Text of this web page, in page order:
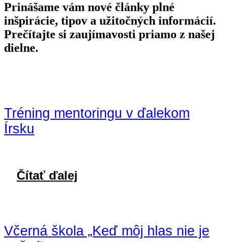
Prinášame vám nové články plné
inšpirácie, tipov a užitočných informácií.
Prečítajte si zaujímavosti priamo z našej
dielne.
Tréning mentoringu v ďalekom
Írsku
Čítať ďalej
Včerná škola „Keď môj hlas nie je